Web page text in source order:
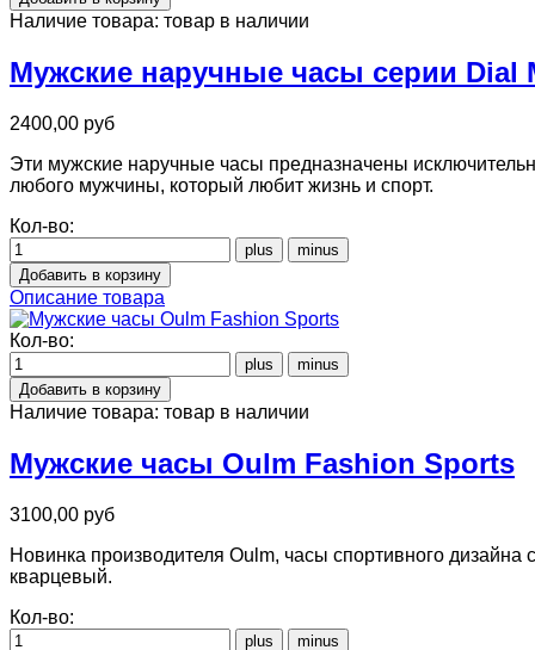
Наличие товара: товар в наличии
Мужские наручные часы серии Dial
2400,00 руб
Эти мужские наручные часы предназначены
любого мужчины, который любит жизнь и спорт.
Кол-во:
Описание товара
Кол-во:
Наличие товара: товар в наличии
Мужские часы Oulm Fashion Sports
3100,00 руб
Новинка производителя Oulm, часы спортивного
кварцевый.
Кол-во: